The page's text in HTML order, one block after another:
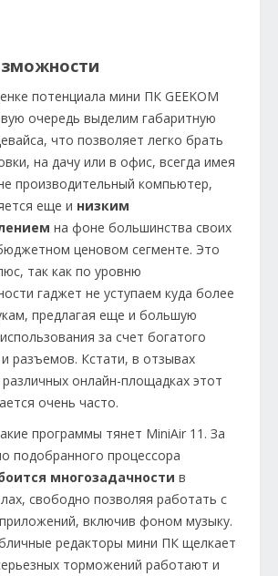
потенциала мини ПК GEEKOM
очередь выделим габаритную
что позволяет легко брать
на дачу или в офис, всегда имея
производительный компьютер,
еще и низким
на фоне большинства своих
ценовом сегменте. Это
так как по уровню
гаджет не уступаем куда более
предлагая еще и большую
за счет богатого
разъемов. Кстати, в отзывах
онлайн-площадках этот
очень часто.
программы тянет MiniAir 11. За
подобранного процессора
многозадачности в
свободно позволяя работать с
включив фоном музыку.
редакторы мини ПК щелкает
торможений работают и